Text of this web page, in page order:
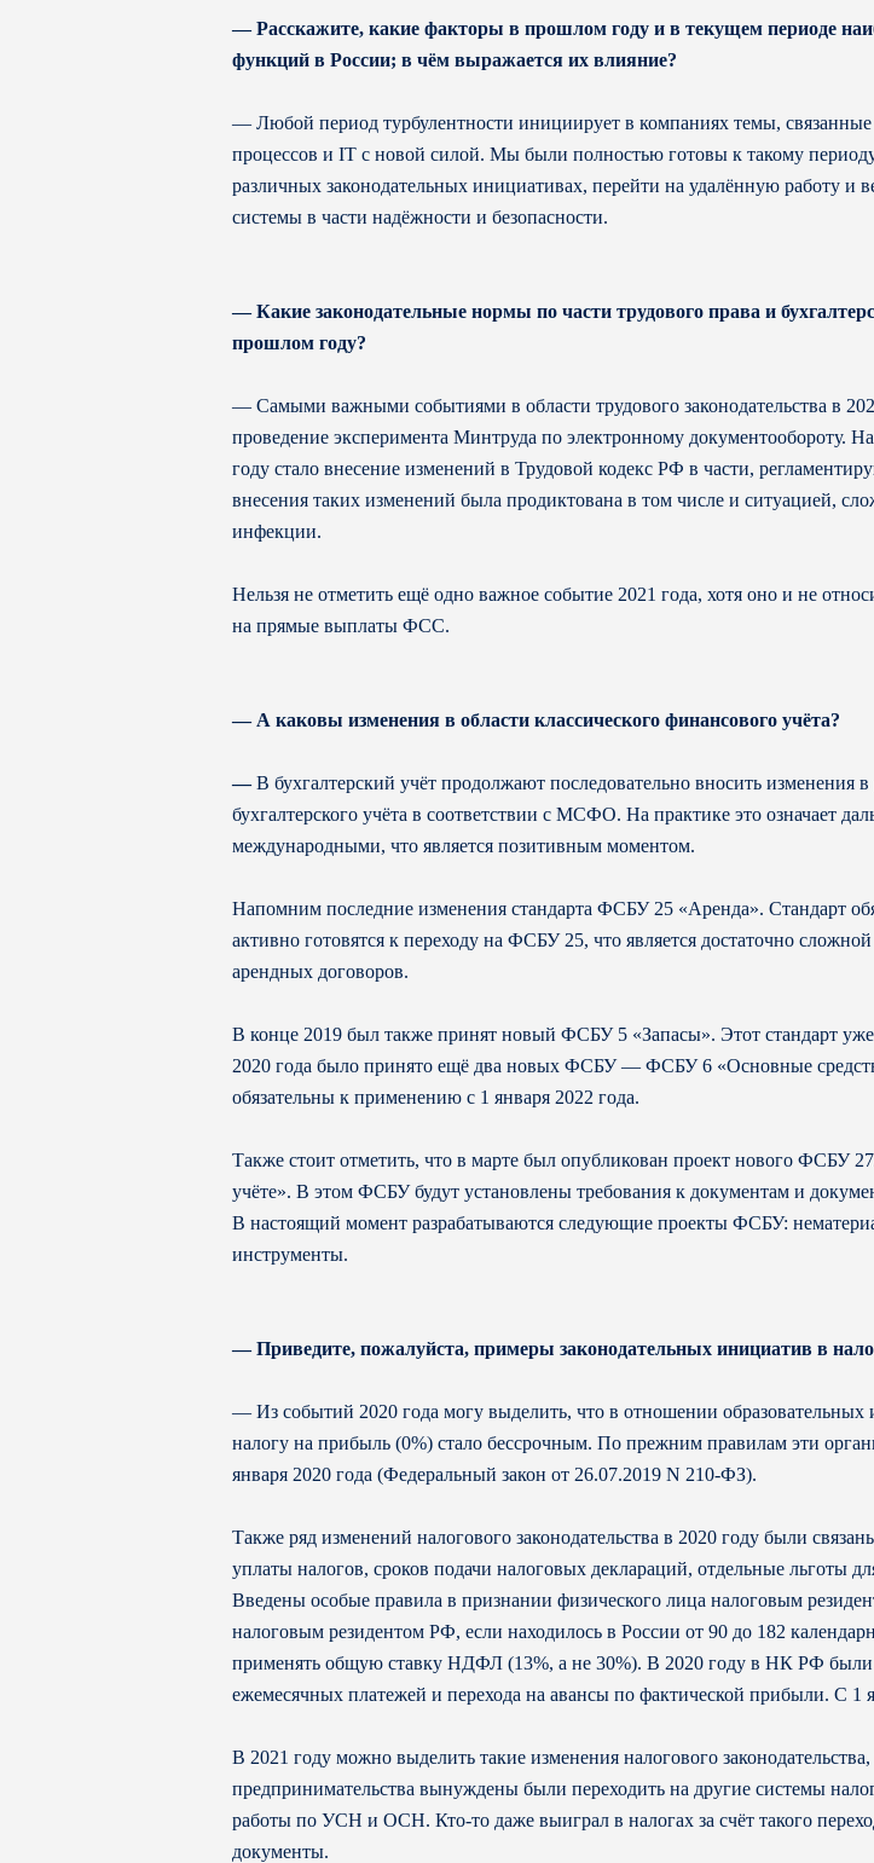
— Расскажите, какие факторы в прошлом году и в текущем периоде
функций в России; в чём выражается их влияние?
— Любой период турбулентности инициирует в компаниях темы,
процессов и IT с новой силой. Мы были полностью готовы к такому
различных законодательных инициативах, перейти на удалённую работу и
системы в части надёжности и безопасности.
— Какие законодательные нормы по части трудового права и
прошлом году?
— Самыми важными событиями в области трудового законодательства в
проведение эксперимента Минтруда по электронному документообороту.
году стало внесение изменений в Трудовой кодекс РФ в части,
внесения таких изменений была продиктована в том числе и ситуацией,
инфекции.
Нельзя не отметить ещё одно важное событие 2021 года, хотя оно и не
на прямые выплаты ФСС.
— А каковы изменения в области классического финансового учёта?
—В бухгалтерский учёт продолжают последовательно вносить
бухгалтерского учёта в соответствии с МСФО. На практике это означает
международными, что является позитивным моментом.
Напомним последние изменения стандарта ФСБУ 25 «Аренда». Стандарт
активно готовятся к переходу на ФСБУ 25, что является достаточно
арендных договоров.
В конце 2019 был также принят новый ФСБУ 5 «Запасы». Этот стандарт
2020 года было принято ещё два новых ФСБУ — ФСБУ 6 «Основные
обязательны к применению с 1 января 2022 года.
Также стоит отметить, что в марте был опубликован проект нового ФСБУ
учёте». В этом ФСБУ будут установлены требования к документам и
В настоящий момент разрабатываются следующие проекты ФСБУ:
инструменты.
— Приведите, пожалуйста, примеры законодательных инициатив в
— Из событий 2020 года могу выделить, что в отношении
налогу на прибыль (0%) стало бессрочным. По прежним правилам эти
января 2020 года (Федеральный закон от 26.07.2019 N 210-ФЗ).
Также ряд изменений налогового законодательства в 2020 году были
уплаты налогов, сроков подачи налоговых деклараций, отдельные льготы
Введены особые правила в признании физического лица налоговым
налоговым резидентом РФ, если находилось в России от 90 до 182
применять общую ставку НДФЛ (13%, а не 30%). В 2020 году в НК РФ были
ежемесячных платежей и перехода на авансы по фактической прибыли. С 1
В 2021 году можно выделить такие изменения налогового
предпринимательства вынуждены были переходить на другие системы
работы по УСН и ОСН. Кто-то даже выиграл в налогах за счёт такого
документы.